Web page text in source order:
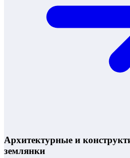
Архитектурные и
землянки